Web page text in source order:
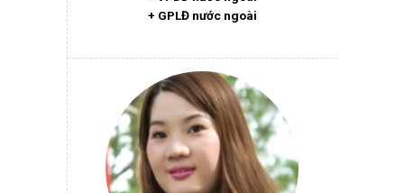
+ GPLĐ nước ngoài